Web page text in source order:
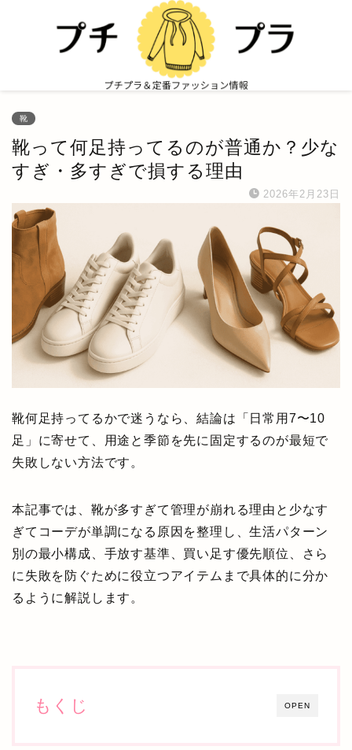
靴
靴って何足持ってるのが普通か？少な
すぎ・多すぎで損する理由
2026年2月23日
靴何足持ってるかで迷うなら、結論は「日常用7〜10
足」に寄せて、用途と季節を先に固定するのが最短で
失敗しない方法です。
本記事では、靴が多すぎて管理が崩れる理由と少なす
ぎてコーデが単調になる原因を整理し、生活パターン
別の最小構成、手放す基準、買い足す優先順位、さら
に失敗を防ぐために役立つアイテムまで具体的に分か
るように解説します。
OPEN
もくじ